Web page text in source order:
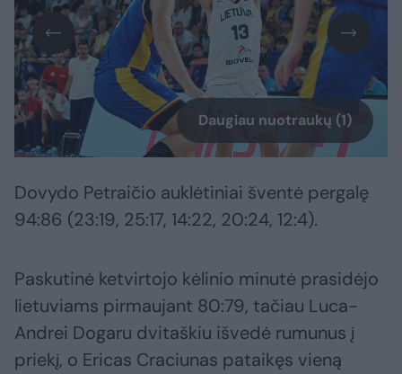
Daugiau nuotraukų (1)
Dovydo Petraičio auklėtiniai šventė pergalę
94:86 (23:19, 25:17, 14:22, 20:24, 12:4).
Paskutinė ketvirtojo kėlinio minutė prasidėjo
lietuviams pirmaujant 80:79, tačiau Luca-
Andrei Dogaru dvitaškiu išvedė rumunus į
priekį, o Ericas Craciunas pataikęs vieną